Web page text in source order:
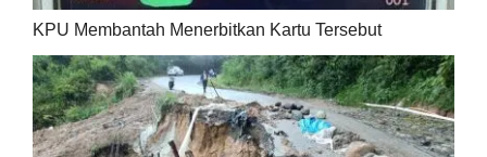
KPU Membantah Menerbitkan Kartu Tersebut